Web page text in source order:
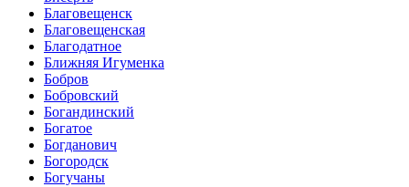
Благовещенск
Благовещенская
Благодатное
Ближняя Игуменка
Бобров
Бобровский
Богандинский
Богатое
Богданович
Богородск
Богучаны